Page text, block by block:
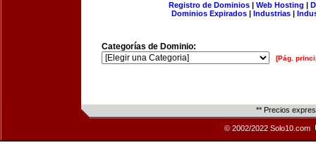
Registro de Dominios| Web Hosting |
Dominios Expirados | Industrias |
Categorías de Dominio:
[Pág.
** Precios
© 2002/2022 Solo10.com